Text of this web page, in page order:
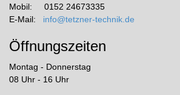
Mobil: 0152 24673335
E-Mail: info@tetzner-technik.de
Öffnungszeiten
Montag - Donnerstag
08 Uhr - 16 Uhr